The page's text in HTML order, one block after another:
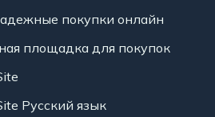
покупки онлайн
площадка для покупок
Русский язык